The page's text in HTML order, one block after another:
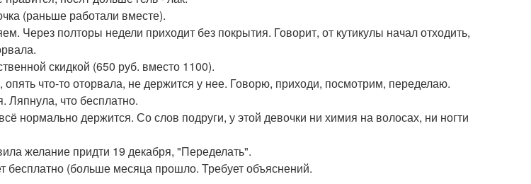
(раньше работали вместе).
Через полторы недели приходит без покрытия. Говорит, от кутикулы начал отходить,
скидкой (650 руб. вместо 1100).
что-то оторвала, не держится у нее. Говорю, приходи, посмотрим, переделаю.
Ляпнула, что бесплатно.
нормально держится. Со слов подруги, у этой девочки ни химия на волосах, ни ногти
желание придти 19 декабря, "Переделать".
бесплатно (больше месяца прошло. Требует объяснений.